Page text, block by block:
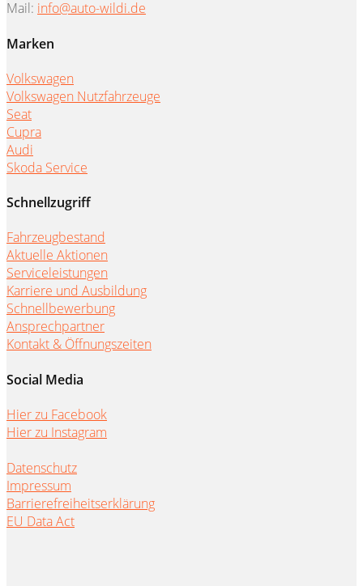
Mail: info@auto-wildi.de
Marken
Volkswagen
Volkswagen Nutzfahrzeuge
Seat
Cupra
Audi
Skoda Service
Schnellzugriff
Fahrzeugbestand
Aktuelle Aktionen
Serviceleistungen
Karriere und Ausbildung
Schnellbewerbung
Ansprechpartner
Kontakt & Öffnungszeiten
Social Media
Hier zu Facebook
Hier zu Instagram
Datenschutz
Impressum
Barrierefreiheitserklärung
EU Data Act